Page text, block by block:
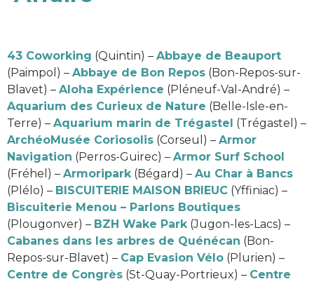
43 Coworking (Quintin) – Abbaye de Beauport
(Paimpol) – Abbaye de Bon Repos (Bon-Repos-sur-
Blavet) – Aloha Expérience (Pléneuf-Val-André) –
Aquarium des Curieux de Nature (Belle-Isle-en-
Terre) – Aquarium marin de Trégastel (Trégastel) –
ArchéoMusée Coriosolis (Corseul) – Armor
Navigation (Perros-Guirec) – Armor Surf School
(Fréhel) – Armoripark(Bégard) – Au Char à Bancs
(Plélo) – BISCUITERIE MAISON BRIEUC (Yffiniac) –
Biscuiterie Menou – Parlons Boutiques
(Plougonver) – BZH Wake Park(Jugon-les-Lacs) –
Cabanes dans les arbres de Quénécan (Bon-
Repos-sur-Blavet) – Cap Evasion Vélo (Plurien) –
Centre de Congrès (St-Quay-Portrieux) – Centre